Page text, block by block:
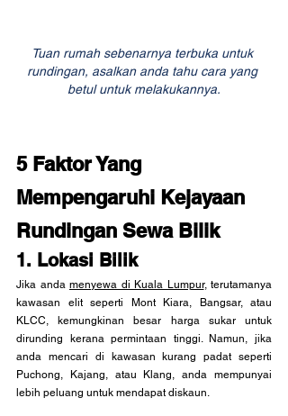
Tuan rumah sebenarnya terbuka untuk
rundingan, asalkan anda tahu cara yang
betul untuk melakukannya.
5 Faktor Yang
Mempengaruhi Kejayaan
Rundingan Sewa Bilik
1. Lokasi Bilik
Jika anda menyewa di Kuala Lumpur, terutamanya
kawasan elit seperti Mont Kiara, Bangsar, atau
KLCC, kemungkinan besar harga sukar untuk
dirunding kerana permintaan tinggi. Namun, jika
anda mencari di kawasan kurang padat seperti
Puchong, Kajang, atau Klang, anda mempunyai
lebih peluang untuk mendapat diskaun.